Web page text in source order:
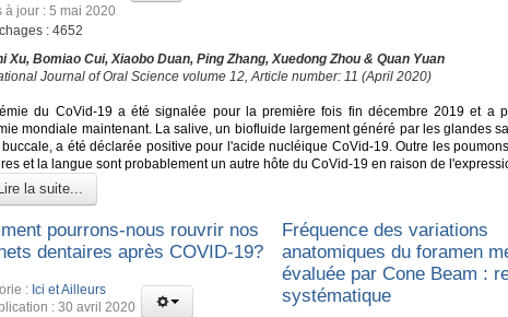
à jour : 5 mai 2020
: 4652
Xu, Bomiao Cui, Xiaobo Duan, Ping Zhang, Xuedong Zhou & Quan Yuan
Journal of Oral Science volume 12, Article number: 11 (April 2020)
du CoVid-19 a été signalée pour la première fois fin décembre 2019 et a
mondiale maintenant. La salive, un biofluide largement généré par les glandes
a été déclarée positive pour l'acide nucléique CoVid-19. Outre les
et la langue sont probablement un autre hôte du CoVid-19 en raison de
Lire la suite...
pourrons-nous rouvrir nos
dentaires après COVID-19?
: Ici et Ailleurs
: 30 avril 2020
Fréquence des variations
anatomiques du foramen
évaluée par Cone Beam :
systématique